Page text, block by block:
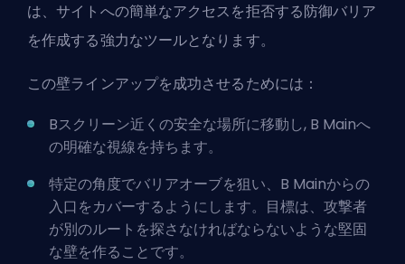
は、サイトへの簡単なアクセスを拒否する防御バリア
を作成する強力なツールとなります。
この壁ラインアップを成功させるためには：
Bスクリーン近くの安全な場所に移動し, B Mainへ
の明確な視線を持ちます。
特定の角度でバリアオーブを狙い、B Mainからの
入口をカバーするようにします。目標は、攻撃者
が別のルートを探さなければならないような堅固
な壁を作ることです。